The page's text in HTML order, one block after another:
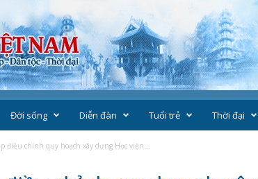
Đời sống Diễn đàn Tuổi trẻ Thời đại
điều chỉnh quy hoạch xây dựng Học viện...